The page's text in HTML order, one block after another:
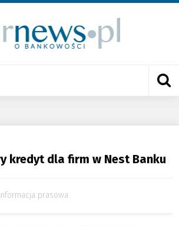
kredyt dla firm w Nest Banku
informacja prasowa